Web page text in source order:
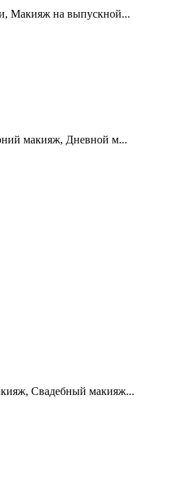
Макияж на выпускной...
макияж, Дневной м...
Свадебный макияж...